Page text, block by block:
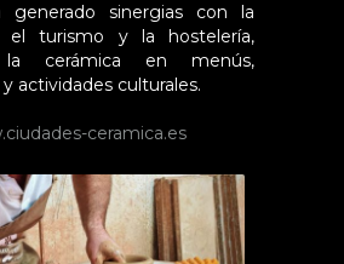
generado sinergias con la
el turismo y la hostelería,
la cerámica en menús,
actividades culturales.
ceramica.es